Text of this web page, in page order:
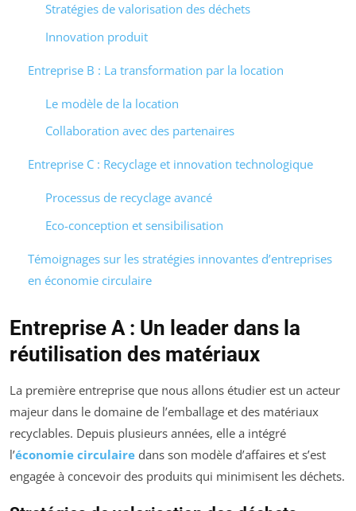
Stratégies de valorisation des déchets
Innovation produit
Entreprise B : La transformation par la location
Le modèle de la location
Collaboration avec des partenaires
Entreprise C : Recyclage et innovation technologique
Processus de recyclage avancé
Eco-conception et sensibilisation
Témoignages sur les stratégies innovantes d’entreprises
en économie circulaire
Entreprise A : Un leader dans la
réutilisation des matériaux
La première entreprise que nous allons étudier est un acteur
majeur dans le domaine de l’emballage et des matériaux
recyclables. Depuis plusieurs années, elle a intégré
l’économie circulaire dans son modèle d’affaires et s’est
engagée à concevoir des produits qui minimisent les déchets.